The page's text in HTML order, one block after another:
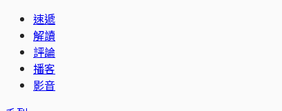
速遞
解讀
評論
播客
影音